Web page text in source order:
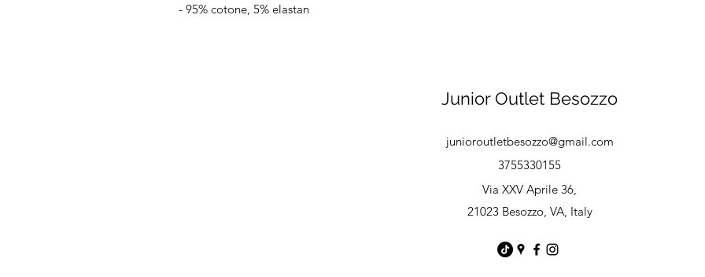
- 95% cotone, 5% elastan
Junior Outlet Besozzo
junioroutletbesozzo@gmail.com
3755330155
Via XXV Aprile 36,
21023 Besozzo, VA, Italy